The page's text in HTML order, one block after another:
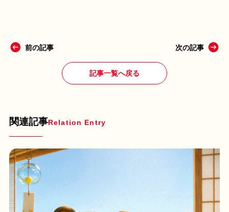
前の記事
記事一覧へ戻る
次の記事
関連記事Relation Entry